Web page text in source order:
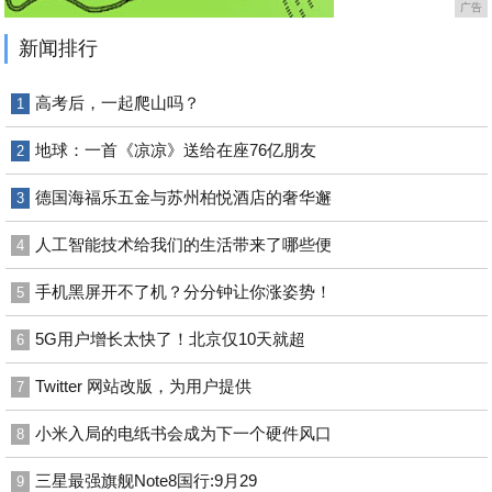
广告
新闻排行
1 高考后，一起爬山吗？
2 地球：一首《凉凉》送给在座76亿朋友
3 德国海福乐五金与苏州柏悦酒店的奢华邂
4 人工智能技术给我们的生活带来了哪些便
5 手机黑屏开不了机？分分钟让你涨姿势！
6 5G用户增长太快了！北京仅10天就超
7 Twitter 网站改版，为用户提供
8 小米入局的电纸书会成为下一个硬件风口
9 三星最强旗舰Note8国行:9月29